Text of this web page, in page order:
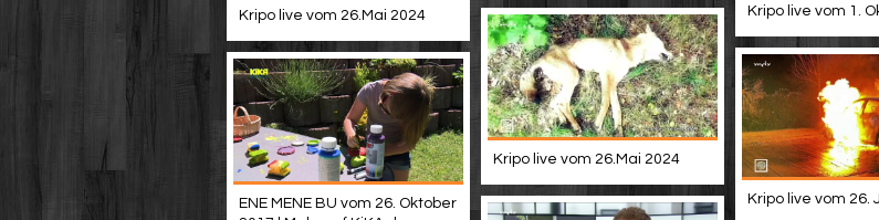
Kripo live vom 1.
Kripo live vom 26.Mai 2024
Kripo live vom 26.Mai 2024
Kripo live vom 26.
ENE MENE BU vom 26. Oktober